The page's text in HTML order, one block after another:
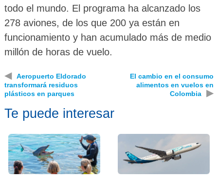
todo el mundo. El programa ha alcanzado los
278 aviones, de los que 200 ya están en
funcionamiento y han acumulado más de medio
millón de horas de vuelo.
◀
Aeropuerto Eldorado
transformará residuos
plásticos en parques
El cambio en el consumo
alimentos en vuelos en
Colombia
▶
Te puede interesar